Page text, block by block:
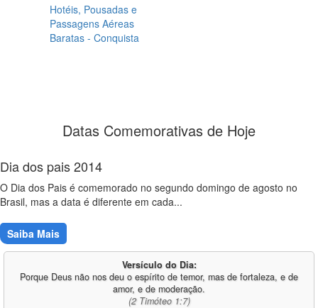
Hotéis, Pousadas e
Passagens Aéreas
Baratas - Conquista
Datas Comemorativas de Hoje
Dia dos pais 2014
O Dia dos Pais é comemorado no segundo domingo de agosto no
Brasil, mas a data é diferente em cada...
Saiba Mais
Versículo do Dia:
Porque Deus não nos deu o espírito de temor, mas de fortaleza, e de
amor, e de moderação.
(2 Timóteo 1:7)